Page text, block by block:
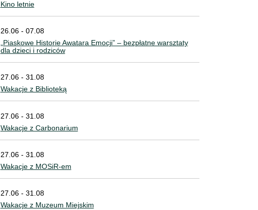
Kino letnie
26.06 - 07.08
„Piaskowe Historie Awatara Emocji” – bezpłatne warsztaty
dla dzieci i rodziców
27.06 - 31.08
Wakacje z Biblioteką
27.06 - 31.08
Wakacje z Carbonarium
27.06 - 31.08
Wakacje z MOSiR-em
27.06 - 31.08
Wakacje z Muzeum Miejskim